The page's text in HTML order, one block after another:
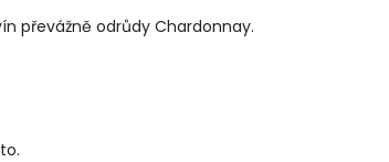
převážně odrůdy Chardonnay.